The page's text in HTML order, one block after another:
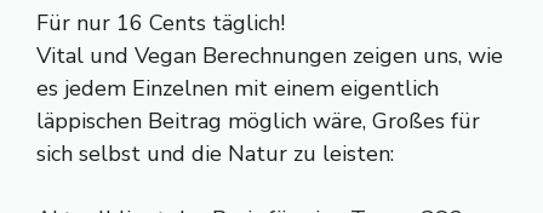
Für nur 16 Cents täglich!
Vital und Vegan Berechnungen zeigen uns, wie
es jedem Einzelnen mit einem eigentlich
läppischen Beitrag möglich wäre, Großes für
sich selbst und die Natur zu leisten: